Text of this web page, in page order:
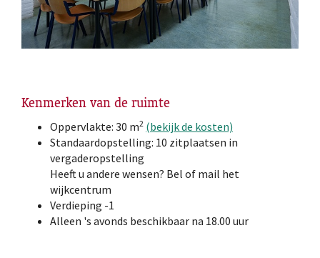
Kenmerken van de ruimte
Oppervlakte: 30 m2 (bekijk de kosten)
Standaardopstelling: 10 zitplaatsen in
vergaderopstelling
Heeft u andere wensen? Bel of mail het
wijkcentrum
Verdieping -1
Alleen 's avonds beschikbaar na 18.00 uur